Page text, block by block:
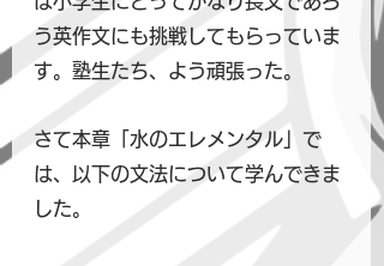
う英作文にも挑戦してもらっていま
す。塾生たち、よう頑張った。
さて本章「水のエレメンタル」で
は、以下の文法について学んできま
した。